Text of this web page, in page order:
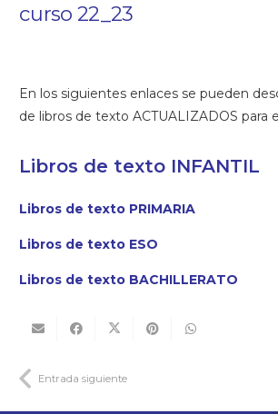
curso 22_23
En los siguientes enlaces se pueden
de libros de texto ACTUALIZADOS para
Libros de texto INFANTIL
Libros de texto PRIMARIA
Libros de texto ESO
Libros de texto BACHILLERATO
Entrada siguiente